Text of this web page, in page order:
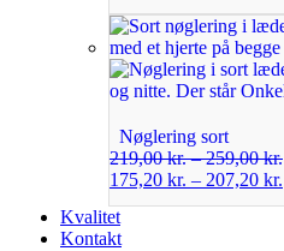
Nøglering sort
219,00kr.–259,00kr.
175,20 kr. – 207,20 kr.
Kvalitet
Kontakt